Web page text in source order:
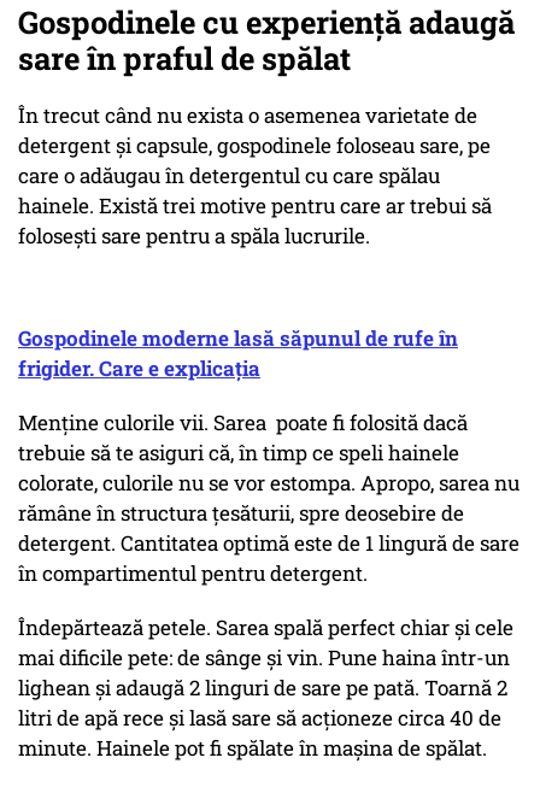
Gospodinele cu experiență adaugă
sare în praful de spălat
În trecut când nu exista o asemenea varietate de
detergent și capsule, gospodinele foloseau sare, pe
care o adăugau în detergentul cu care spălau
hainele. Există trei motive pentru care ar trebui să
folosești sare pentru a spăla lucrurile.
Gospodinele moderne lasă săpunul de rufe în
frigider. Care e explicația
Menține culorile vii. Sarea poate fi folosită dacă
trebuie să te asiguri că, în timp ce speli hainele
colorate, culorile nu se vor estompa. Apropo, sarea nu
rămâne în structura țesăturii, spre deosebire de
detergent. Cantitatea optimă este de 1 lingură de sare
în compartimentul pentru detergent.
Îndepărtează petele. Sarea spală perfect chiar și cele
mai dificile pete: de sânge și vin. Pune haina într-un
lighean și adaugă 2 linguri de sare pe pată. Toarnă 2
litri de apă rece și lasă sare să acționeze circa 40 de
minute. Hainele pot fi spălate în mașina de spălat.